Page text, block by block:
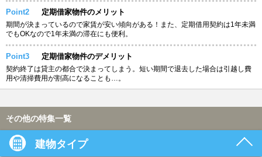
Point2 定期借家物件のメリット
期間が決まっているので家賃が安い傾向がある！また、定期借用契約は1年未満
でもOKなので1年未満の滞在にも便利。
Point3 定期借家物件のデメリット
契約終了は貸主の都合で決まってしまう。短い期間で退去した場合は引越し費
用や清掃費用が割高になることも…。
その他の特集一覧
建物タイプ